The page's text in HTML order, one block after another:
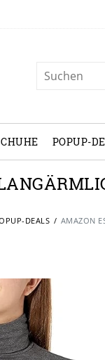
POPUP-
DEALS AMAZON